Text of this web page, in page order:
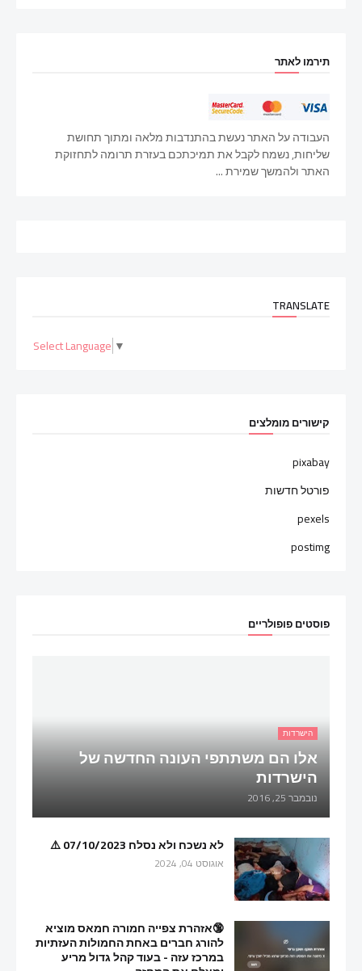
תירמו לאתר
העבודה על האתר נעשת בהתנדבות מלאה ומתוך תחושת
שליחות, נשמח לקבל את תמיכתכם בעזרת תרומה לתחזוקת
האתר ולהמשך שמירת ...
TRANSLATE
Select Language ▼
קישורים מומלצים
pixabay
פורטל חדשות
pexels
postimg
פוסטים פופולריים
הישרדות
אלו הם משתתפי העונה החדשה של
הישרדות
נובמבר 25, 2016
לא נשכח ולא נסלח 07/10/2023 ⚠️
אוגוסט 04, 2024
🔞אזהרת צפייה חמורה חמאס מוציא
להורג חברים באחת החמולות העזתיות
במרכז עזה - בעוד קהל גדול מריע